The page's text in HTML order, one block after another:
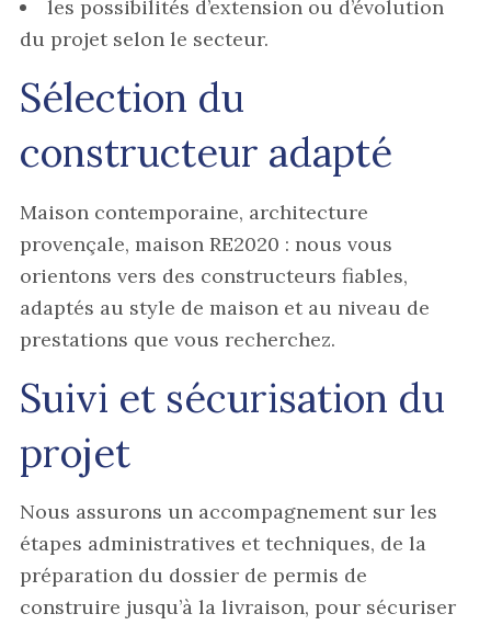
les possibilités d’extension ou d’évolution
du projet selon le secteur.
Sélection du
constructeur adapté
Maison contemporaine, architecture
provençale, maison RE2020 : nous vous
orientons vers des constructeurs fiables,
adaptés au style de maison et au niveau de
prestations que vous recherchez.
Suivi et sécurisation du
projet
Nous assurons un accompagnement sur les
étapes administratives et techniques, de la
préparation du dossier de permis de
construire jusqu’à la livraison, pour sécuriser